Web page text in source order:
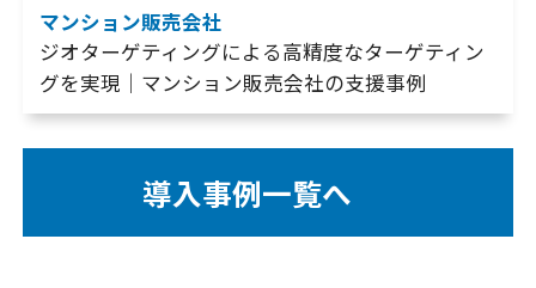
マンション販売会社
ジオターゲティングによる高精度なターゲティン
グを実現｜マンション販売会社の支援事例
導入事例一覧へ